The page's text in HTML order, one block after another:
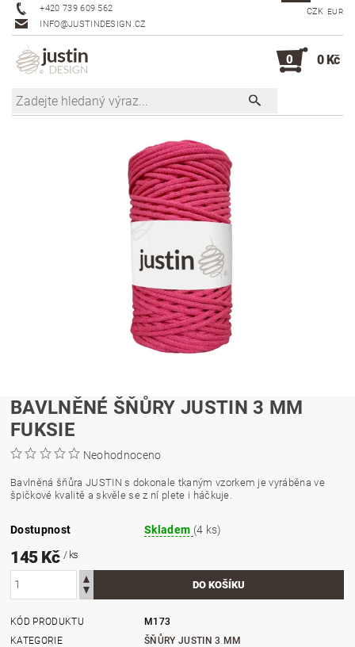
+420 739 609 562
INFO@JUSTINDESIGN.CZ
CZK EUR
0 0 Kč
BAVLNĚNÉ ŠŇŮRY JUSTIN 3 MM
FUKSIE
Neohodnoceno
Bavlněná šňůra JUSTIN s dokonale tkaným vzorkem je vyráběna ve
špičkové kvalitě a skvěle se z ní plete i háčkuje.
Dostupnost Skladem (4 ks)
145 Kč / ks
KÓD PRODUKTU
M173
KATEGORIE
ŠŇŮRY JUSTIN 3 MM